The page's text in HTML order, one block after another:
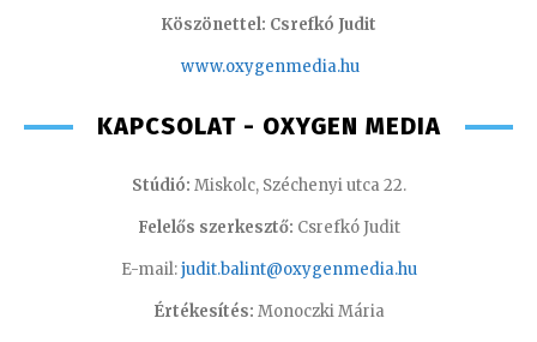
Köszönettel: Csrefkó Judit
www.oxygenmedia.hu
KAPCSOLAT - OXYGEN MEDIA
Stúdió: Miskolc, Széchenyi utca 22.
Felelős szerkesztő: Csrefkó Judit
E-mail:judit.balint@oxygenmedia.hu
Értékesítés: Monoczki Mária